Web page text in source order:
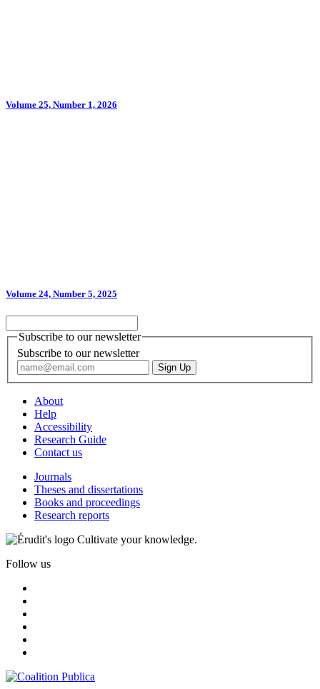
Volume 25, Number 1, 2026
Volume 24, Number 5, 2025
Subscribe to our newsletter
Subscribe to our newsletter
About
Help
Accessibility
Research Guide
Contact us
Journals
Theses and dissertations
Books and proceedings
Research reports
Cultivate your knowledge.
Follow us